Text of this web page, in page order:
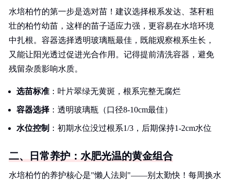
水培柏竹的第一步是选对苗！建议选择根系发达、茎秆粗
壮的柏竹幼苗，这样的苗子适应力强，更容易在水培环境
中扎根。容器选择透明玻璃瓶最佳，既能观察根系生长，
又能让阳光透过促进光合作用。记得提前清洗容器，避免
残留杂质影响水质。
选苗标准 ：叶片翠绿无黄斑，根系完整无腐烂
容器选择 ：透明玻璃瓶（口径8-10cm最佳）
水位控制 ：初期水位没过根系1/3，后期保持1-2cm水位
二、日常养护：水肥光温的黄金组合
水培柏竹的养护核心是"懒人法则"——别太勤快！每周换水